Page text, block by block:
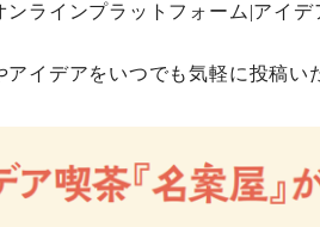
ラインプラットフォーム|アイ
イデアをいつでも気軽に投稿い